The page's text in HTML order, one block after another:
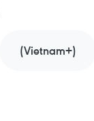
(Vietnam+)